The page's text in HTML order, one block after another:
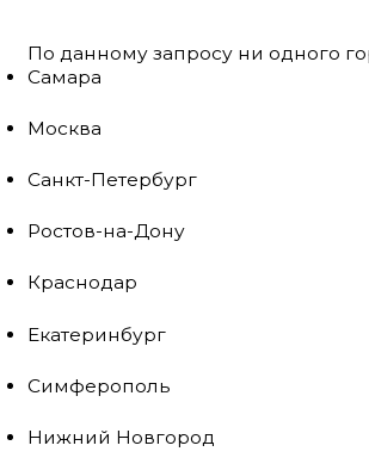
По данному запросу ни одного
Самара
Москва
Санкт-Петербург
Ростов-на-Дону
Краснодар
Екатеринбург
Симферополь
Нижний Новгород